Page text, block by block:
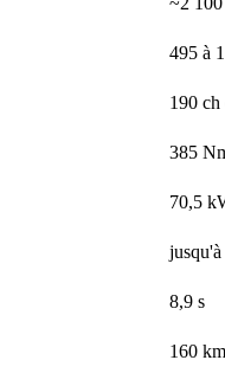
495 à
190
385
70,5
8,9 s
160